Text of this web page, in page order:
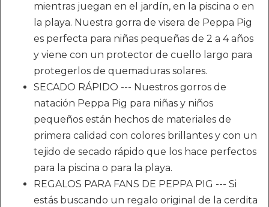
mientras juegan en el jardín, en la piscina o en
la playa. Nuestra gorra de visera de Peppa Pig
es perfecta para niñas pequeñas de 2 a 4 años
y viene con un protector de cuello largo para
protegerlos de quemaduras solares.
SECADO RÁPIDO --- Nuestros gorros de
natación Peppa Pig para niñas y niños
pequeños están hechos de materiales de
primera calidad con colores brillantes y con un
tejido de secado rápido que los hace perfectos
para la piscina o para la playa.
REGALOS PARA FANS DE PEPPA PIG --- Si
estás buscando un regalo original de la cerdita